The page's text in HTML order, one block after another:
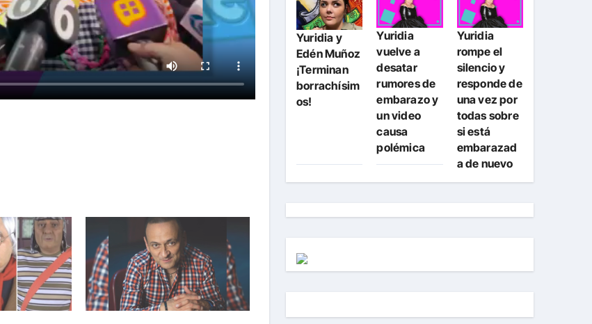
Yuridia y
Edén Muñoz
¡Terminan
borrachísim
os!
Yuridia
vuelve a
desatar
rumores de
embarazo y
un video
causa
polémica
Yuridia
rompe el
silencio y
responde de
una vez por
todas sobre
si está
embarazad
a de nuevo